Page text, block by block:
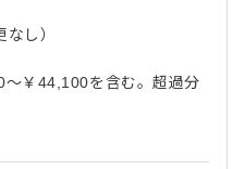
し）
￥44,100を含む。超過分